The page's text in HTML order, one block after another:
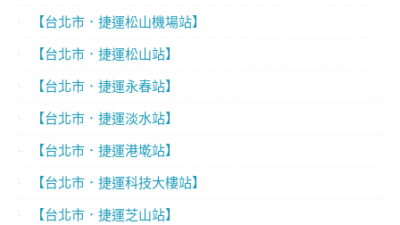
【台北市．捷運松山機場站】
【台北市．捷運松山站】
【台北市．捷運永春站】
【台北市．捷運淡水站】
【台北市．捷運港墘站】
【台北市．捷運科技大樓站】
【台北市．捷運芝山站】